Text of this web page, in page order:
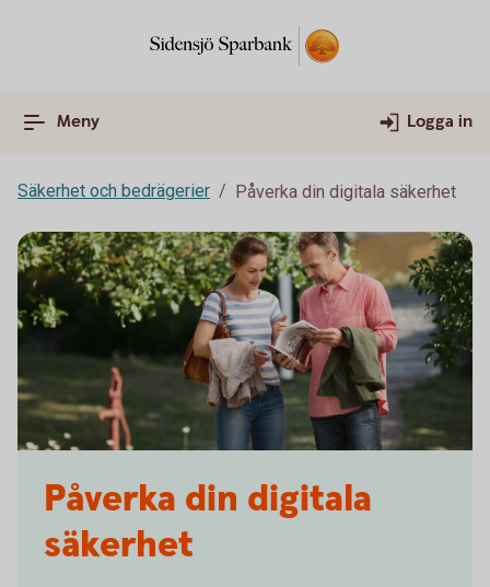
Meny Logga in
Säkerhet och bedrägerier Påverka din digitala säkerhet
Påverka din digitala
säkerhet